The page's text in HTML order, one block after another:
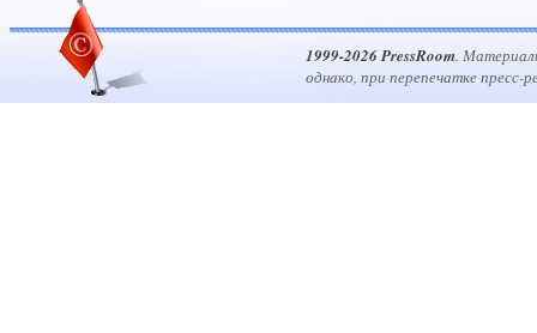
1999-2026 PressRoom.
однако, при перепечатке пресс-